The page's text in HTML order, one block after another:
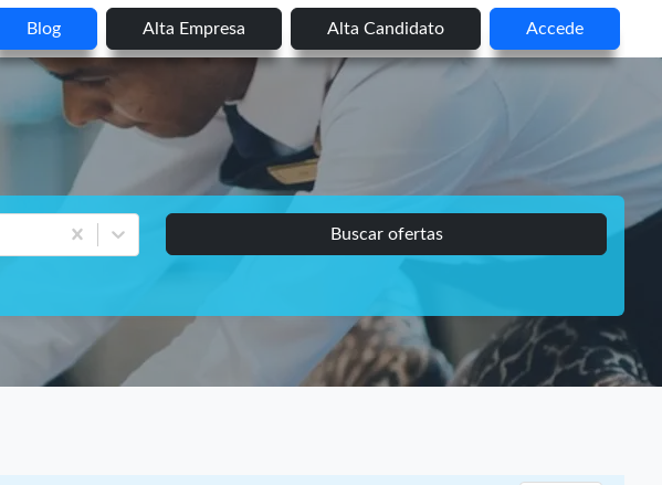
Blog Alta Empresa Alta Candidato Accede
Buscar ofertas